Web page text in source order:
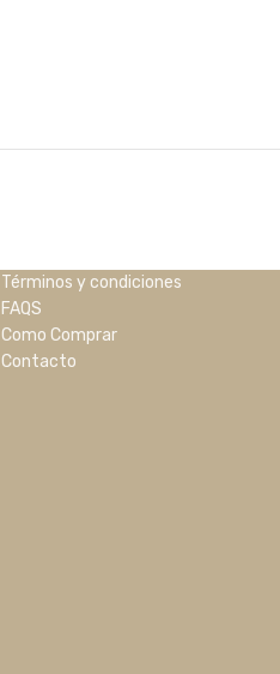
Términos y condiciones
FAQS
Como Comprar
Contacto